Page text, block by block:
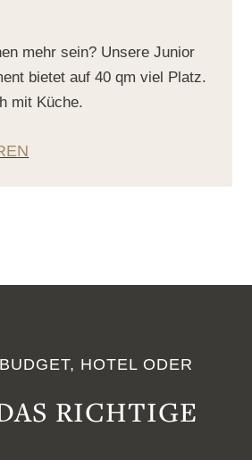
mehr sein? Unsere Junior
bietet auf 40 qm viel Platz.
mit Küche.
HOTEL ODER
RICHTIGE